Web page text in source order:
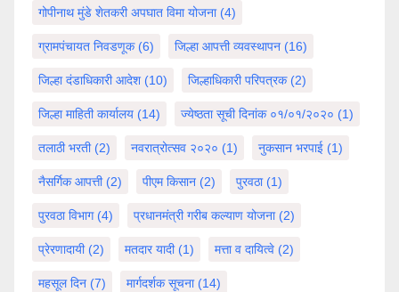
गोपीनाथ मुंडे शेतकरी अपघात विमा योजना(4)
ग्रामपंचायत निवडणूक(6) जिल्हा आपत्ती व्यवस्थापन (16)
जिल्हा दंडाधिकारी आदेश (10) जिल्हाधिकारी परिपत्रक(2)
जिल्हा माहिती कार्यालय (14) ज्येष्ठता सूची दिनांक ०१/०१/२०२० (1)
तलाठी भरती(2) नवरात्रोत्सव २०२० (1) नुकसान भरपाई (1)
नैसर्गिक आपत्ती(2) पीएम किसान (2) पुरवठा(1)
पुरवठा विभाग(4) प्रधानमंत्री गरीब कल्याण योजना(2)
प्रेरणादायी(2) मतदार यादी(1) मत्ता व दायित्वे (2)
महसूल दिन (7) मार्गदर्शक सूचना(14)